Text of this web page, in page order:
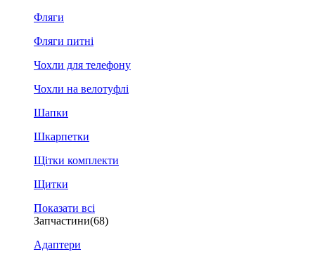
Фляги
Фляги питні
Чохли для телефону
Чохли на велотуфлі
Шапки
Шкарпетки
Щітки комплекти
Щитки
Показати всі
Запчастини(68)
Адаптери